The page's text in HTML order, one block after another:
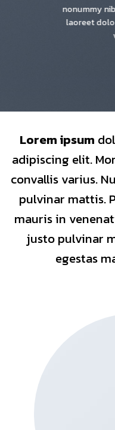
nonummy
laoreet
Lorem ipsum
adipiscing elit.
convallis varius.
pulvinar mattis.
mauris in
justo pulvinar
egestas